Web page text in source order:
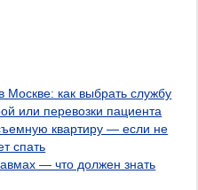
как выбрать службу
или перевозки пациента
квартиру — если не
спать
— что должен знать